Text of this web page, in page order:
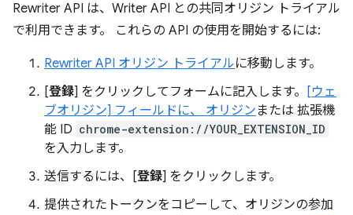
Rewriter API は、Writer API との共同オリジン トライアル
で利用できます。 これらの API の使用を開始するには:
Rewriter API オリジン トライアルに移動します。
[登録] をクリックしてフォームに記入します。
[ウェ
ブオリジン] フィールドに、 オリジン または 拡張機
能 ID chrome-extension://YOUR_EXTENSION_ID
を入力します。
送信するには、[登録] をクリックします。
提供されたトークンをコピーして、オリジンの参加